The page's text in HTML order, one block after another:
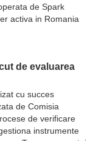
de Spark
activa in Romania
de evaluarea
cu succes
de Comisia
de verificare
instrumente